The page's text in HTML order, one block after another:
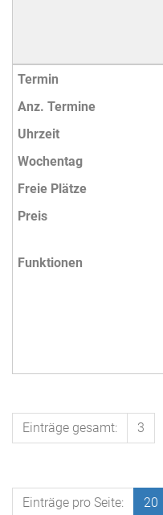
Einträge gesamt: 3
Einträge pro Seite: 20